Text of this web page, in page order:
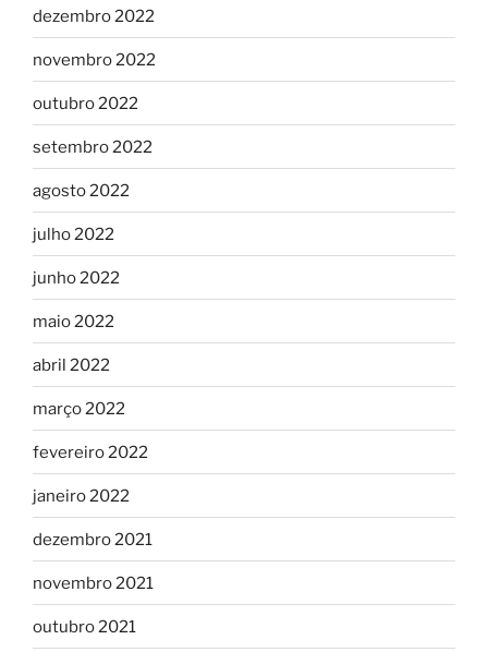
dezembro 2022
novembro 2022
outubro 2022
setembro 2022
agosto 2022
julho 2022
junho 2022
maio 2022
abril 2022
março 2022
fevereiro 2022
janeiro 2022
dezembro 2021
novembro 2021
outubro 2021